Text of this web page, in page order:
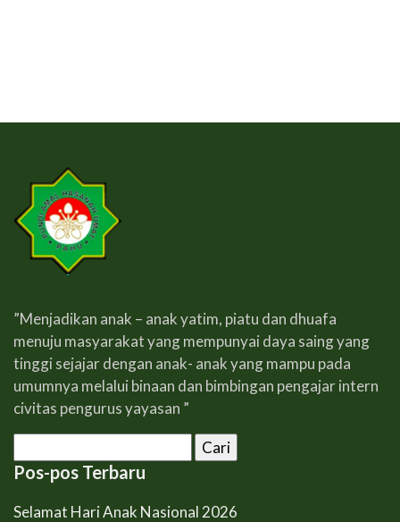
”Menjadikan anak – anak yatim, piatu dan dhuafa
menuju masyarakat yang mempunyai daya saing yang
tinggi sejajar dengan anak- anak yang mampu pada
umumnya melalui binaan dan bimbingan pengajar intern
civitas pengurus yayasan ”
untuk:
Pos-pos Terbaru
Selamat Hari Anak Nasional 2026